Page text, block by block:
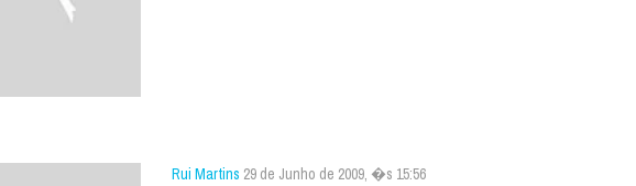
Rui Martins 29 de Junho de 2009, �s 15:56